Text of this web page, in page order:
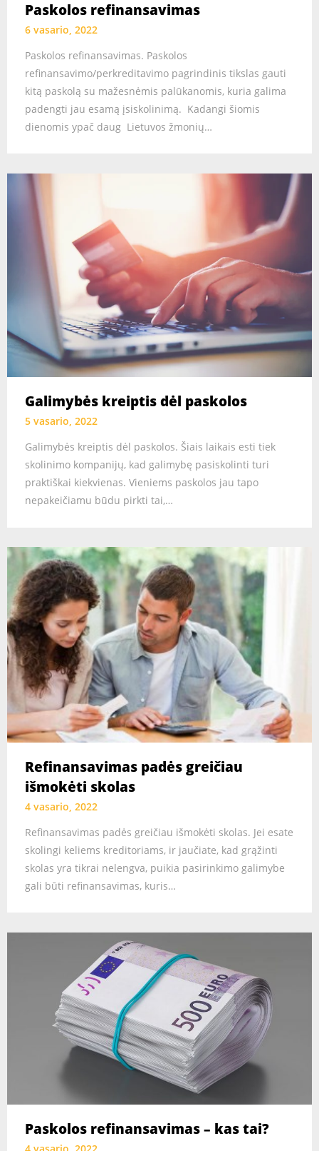
Paskolos refinansavimas
6 vasario, 2022
Paskolos refinansavimas. Paskolos
refinansavimo/perkreditavimo pagrindinis tikslas gauti
kitą paskolą su mažesnėmis palūkanomis, kuria galima
padengti jau esamą įsiskolinimą. Kadangi šiomis
dienomis ypač daug Lietuvos žmonių…
Galimybės kreiptis dėl paskolos
5 vasario, 2022
Galimybės kreiptis dėl paskolos. Šiais laikais esti tiek
skolinimo kompanijų, kad galimybę pasiskolinti turi
praktiškai kiekvienas. Vieniems paskolos jau tapo
nepakeičiamu būdu pirkti tai,…
Refinansavimas padės greičiau
išmokėti skolas
4 vasario, 2022
Refinansavimas padės greičiau išmokėti skolas. Jei esate
skolingi keliems kreditoriams, ir jaučiate, kad grąžinti
skolas yra tikrai nelengva, puikia pasirinkimo galimybe
gali būti refinansavimas, kuris…
Paskolos refinansavimas – kas tai?
4 vasario, 2022